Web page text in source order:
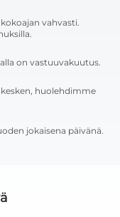
vahvasti.
on vastuuvakuutus.
kesken, huolehdimme
jokaisena päivänä.